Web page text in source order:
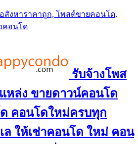
สังหาราคาถูก, โพสต์ขายคอนโด,
คอนโด
รับจ้างโพส
หล่ง ขายดาวน์คอนโด
คอนโดใหม่ครบทุก
ล ให้เช่าคอนโด ใหม่ คอน